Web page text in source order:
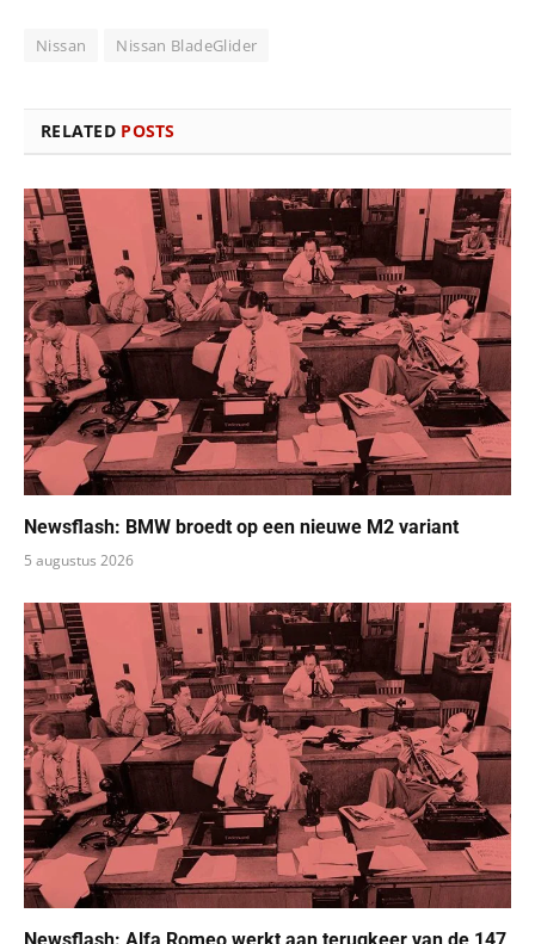
Nissan Nissan BladeGlider
RELATED POSTS
Newsflash: BMW broedt op een nieuwe M2 variant
5 augustus 2026